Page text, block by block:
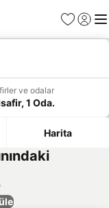
Favoriler
Giriş
ve odalar
1 Oda.
Harita